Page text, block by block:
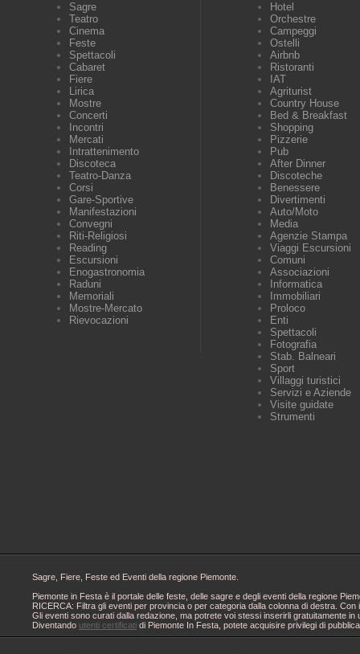
Sagre
Teatro
Cinema
Feste
Spettacoli
Cabaret
Fiere
Lirica
Mostre
Concerti
Incontri
Mercati
Intrattenimento
Discoteca
Teatro-Danza
Corsi
Gare-Sportive
Manifestazioni
Convegni
Riti-Religiosi
Reading
Escursioni
Enogastronomia
Raduni
Memoriali
Mostre-Mercato
Rievocazioni
Hotel
Orchestre
Campeggi
Ostelli
Airbnb
Ristoranti
IAT
Agriturist
Country House
Bed & Breakfast
Shopping
Pizzerie
Pub
After Dinner
Discoteche
Benessere
Divertimenti
Auto/Moto
Media
Agenzie Stampa
Viaggi Escursioni
Comuni
Associazioni
Informatica
Immobiliari
Proloco
Enti
Spettacoli
Fotografia
Stab. Balneari
Sport
Villaggi turistici
Servizi e Aziende
Visite guidate
Strumenti
Sagre, Fiere, Feste ed Eventi della regione Piemonte.
Piemonte in Festa è il portale delle feste, delle sagre e degli eventi della regione
RICERCA: Filtra gli eventi per provincia o per categoria dalla colonna di destra.
Gli eventi sono curati dalla redazione, ma potrete voi stessi inserirli gratuitamente
Diventando utenti certificati di Piemonte In Festa, potete acquisire privilegi di